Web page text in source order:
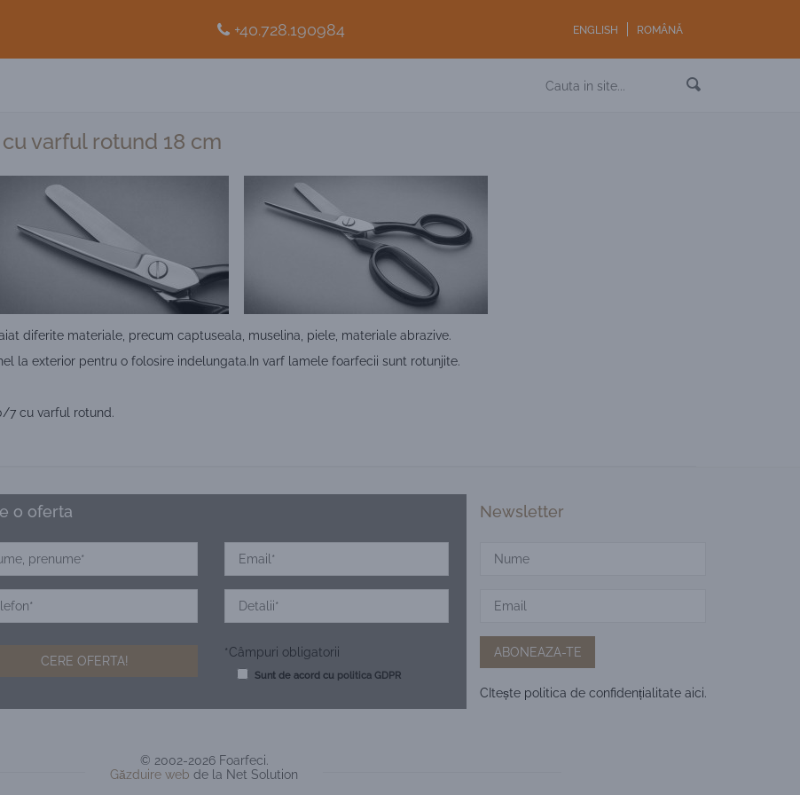
+40.728.190984 ENGLISH ROMÂNĂ
varful rotund 18 cm
diferite materiale, precum captuseala, muselina, piele, materiale abrazive.
la exterior pentru o folosire indelungata.In varf lamele foarfecii sunt rotunjite.
7 cu varful rotund.
o oferta
*Câmpuri obligatorii
Sunt de acord cu politica GDPR
Newsletter
CItește politica de confidențialitateaici.
© 2002-2026 Foarfeci.
Găzduire web de la Net Solution